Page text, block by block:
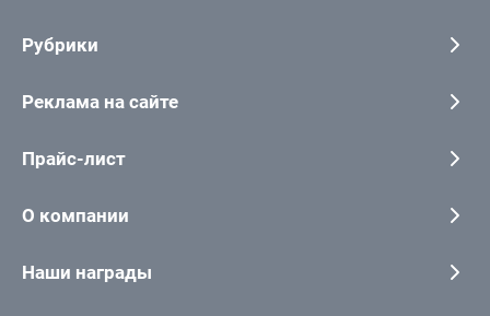
Рубрики
Реклама на сайте
Прайс-лист
О компании
Наши награды